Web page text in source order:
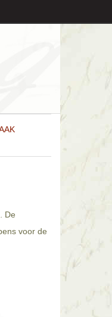
De
voor de